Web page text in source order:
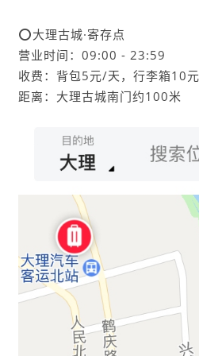
⭕️大理古城·寄存点
营业时间：09:00 - 23:59
收费：背包5元/天，行李箱10
距离：大理古城南门约100米